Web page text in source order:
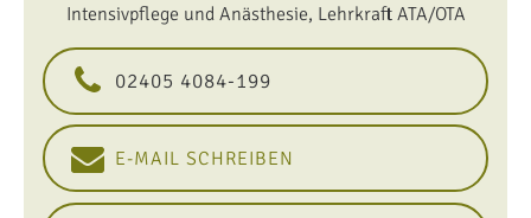
Intensivpflege und Anästhesie, Lehrkraft ATA/OTA
02405 4084-199
E-MAIL SCHREIBEN